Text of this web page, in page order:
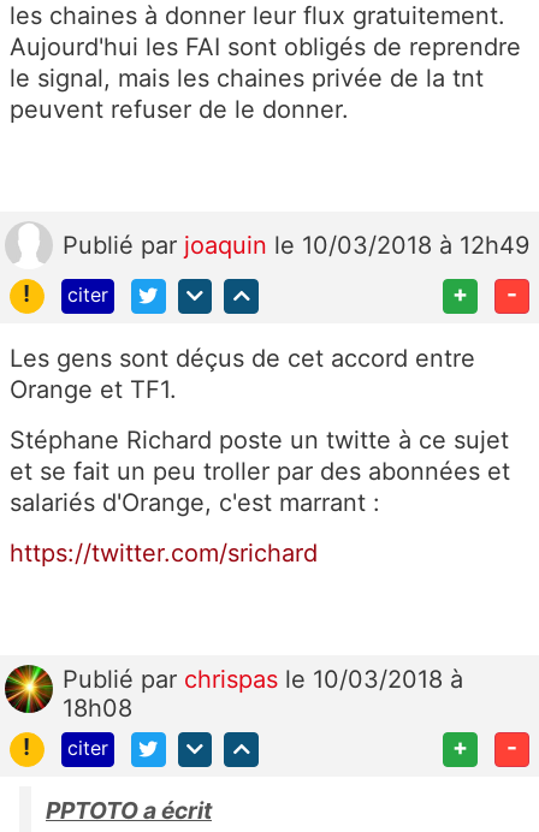
les chaines à donner leur flux gratuitement.
Aujourd'hui les FAI sont obligés de reprendre
le signal, mais les chaines privée de la tnt
peuvent refuser de le donner.
Publié par joaquin le 10/03/2018 à 12h49
!
citer + -
Les gens sont déçus de cet accord entre
Orange et TF1.
Stéphane Richard poste un twitte à ce sujet
et se fait un peu troller par des abonnées et
salariés d'Orange, c'est marrant :
https://twitter.com/srichard
Publié par chrispas le 10/03/2018 à
18h08
!
citer + -
PPTOTO a écrit